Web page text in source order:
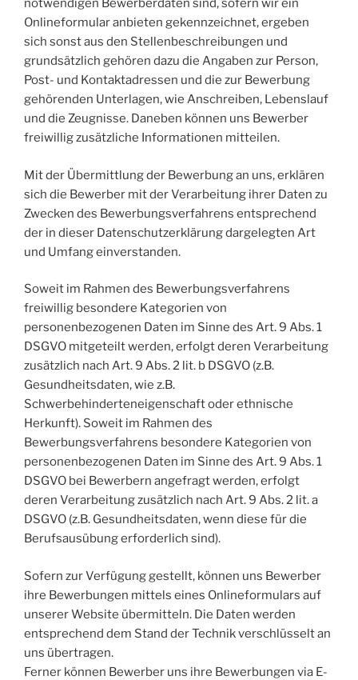
notwendigen Bewerberdaten sind, sofern wir ein
Onlineformular anbieten gekennzeichnet, ergeben
sich sonst aus den Stellenbeschreibungen und
grundsätzlich gehören dazu die Angaben zur Person,
Post- und Kontaktadressen und die zur Bewerbung
gehörenden Unterlagen, wie Anschreiben, Lebenslauf
und die Zeugnisse. Daneben können uns Bewerber
freiwillig zusätzliche Informationen mitteilen.
Mit der Übermittlung der Bewerbung an uns, erklären
sich die Bewerber mit der Verarbeitung ihrer Daten zu
Zwecken des Bewerbungsverfahrens entsprechend
der in dieser Datenschutzerklärung dargelegten Art
und Umfang einverstanden.
Soweit im Rahmen des Bewerbungsverfahrens
freiwillig besondere Kategorien von
personenbezogenen Daten im Sinne des Art. 9 Abs. 1
DSGVO mitgeteilt werden, erfolgt deren Verarbeitung
zusätzlich nach Art. 9 Abs. 2 lit. b DSGVO (z.B.
Gesundheitsdaten, wie z.B.
Schwerbehinderteneigenschaft oder ethnische
Herkunft). Soweit im Rahmen des
Bewerbungsverfahrens besondere Kategorien von
personenbezogenen Daten im Sinne des Art. 9 Abs. 1
DSGVO bei Bewerbern angefragt werden, erfolgt
deren Verarbeitung zusätzlich nach Art. 9 Abs. 2 lit. a
DSGVO (z.B. Gesundheitsdaten, wenn diese für die
Berufsausübung erforderlich sind).
Sofern zur Verfügung gestellt, können uns Bewerber
ihre Bewerbungen mittels eines Onlineformulars auf
unserer Website übermitteln. Die Daten werden
entsprechend dem Stand der Technik verschlüsselt an
uns übertragen.
Ferner können Bewerber uns ihre Bewerbungen via E-